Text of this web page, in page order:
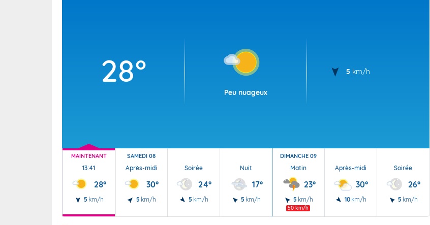
28°
Peu nuageux
5 km/h
MAINTENANT
13:41
28°
5 km/h
SAMEDI 08
Après-midi
30°
5 km/h
Soirée
24°
5 km/h
Nuit
17°
5 km/h
DIMANCHE 09
Matin
23°
5 km/h
50 km/h
Après-midi
30°
10 km/h
Soirée
26°
5 km/h